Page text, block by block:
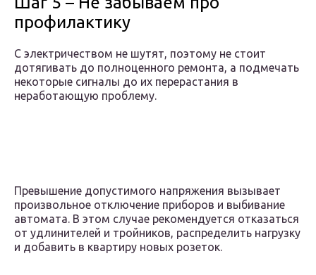
профилактику
С электричеством не шутят, поэтому не стоит
дотягивать до полноценного ремонта, а подмечать
некоторые сигналы до их перерастания в
неработающую проблему.
Превышение допустимого напряжения вызывает
произвольное отключение приборов и выбивание
автомата. В этом случае рекомендуется отказаться
от удлинителей и тройников, распределить нагрузку
и добавить в квартиру новых розеток.